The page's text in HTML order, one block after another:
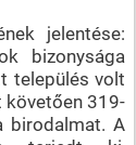
jelentése:
bizonysága
település volt
követően 319-
birodalmat. A